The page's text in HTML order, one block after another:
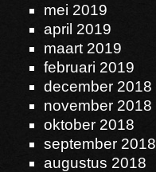
mei 2019
april 2019
maart 2019
februari 2019
december 2018
november 2018
oktober 2018
september 2018
augustus 2018